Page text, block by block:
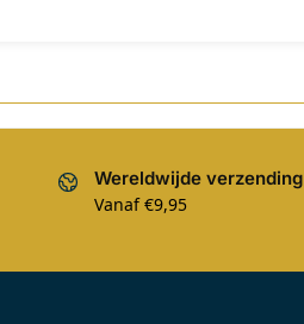
Wereldwijde verzending
Vanaf €9,95